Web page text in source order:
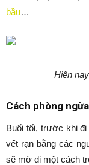
bầu…
Hiện
Cách phòng
Buổi tối, trước khi
vết rạn bằng các
sẽ mờ đi một cách